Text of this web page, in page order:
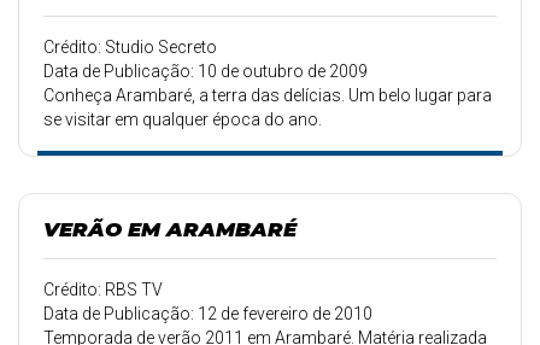
Crédito: Studio Secreto
Data de Publicação: 10 de outubro de 2009
Conheça Arambaré, a terra das delícias. Um belo lugar para
se visitar em qualquer época do ano.
VERÃO EM ARAMBARÉ
Crédito: RBS TV
Data de Publicação: 12 de fevereiro de 2010
Temporada de verão 2011 em Arambaré. Matéria realizada